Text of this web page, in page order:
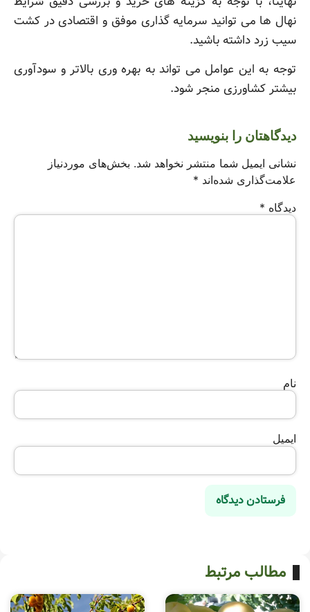
نهال ها می توانید سرمایه گذاری موفق و اقتصادی در کشت
سیب زرد داشته باشید.
توجه به این عوامل می تواند به بهره وری بالاتر و سودآوری
بیشتر کشاورزی منجر شود.
دیدگاهتان را بنویسید
نشانی ایمیل شما منتشر نخواهد شد. بخش‌های موردنیاز
علامت‌گذاری شده‌اند *
دیدگاه *
نام
ایمیل
مطالب مرتبط